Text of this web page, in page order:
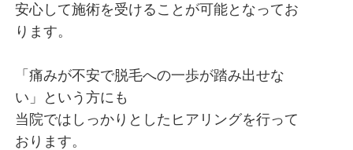
安心して施術を受けることが可能となってお
ります。
「痛みが不安で脱毛への一歩が踏み出せな
い」という方にも
当院ではしっかりとしたヒアリングを行って
おります。